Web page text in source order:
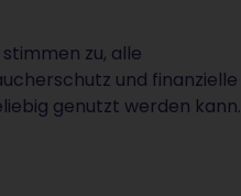
zu, alle
und finanzielle
genutzt werden kann.